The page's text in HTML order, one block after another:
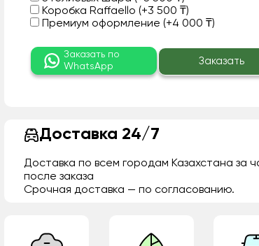
Коробка Raffaello (+3 500 ₸)
Премиум оформление (+4 000 ₸)
Заказать по
WhatsApp
Заказать
Доставка 24/7
Доставка по всем городам Казахстана за
после заказа
Срочная доставка — по согласованию.